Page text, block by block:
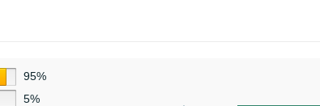
95%
5%